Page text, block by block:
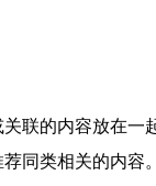
联的内容放在一
同类相关的内容。